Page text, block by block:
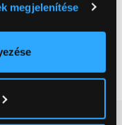
annak konkrét
Részletek
visszavonhatja a
megjelenítése
RK14DPS4
Ft